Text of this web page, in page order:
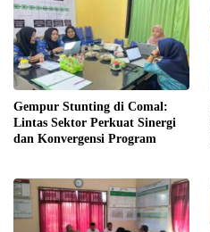
Gempur Stunting di Comal:
Lintas Sektor Perkuat Sinergi
dan Konvergensi Program